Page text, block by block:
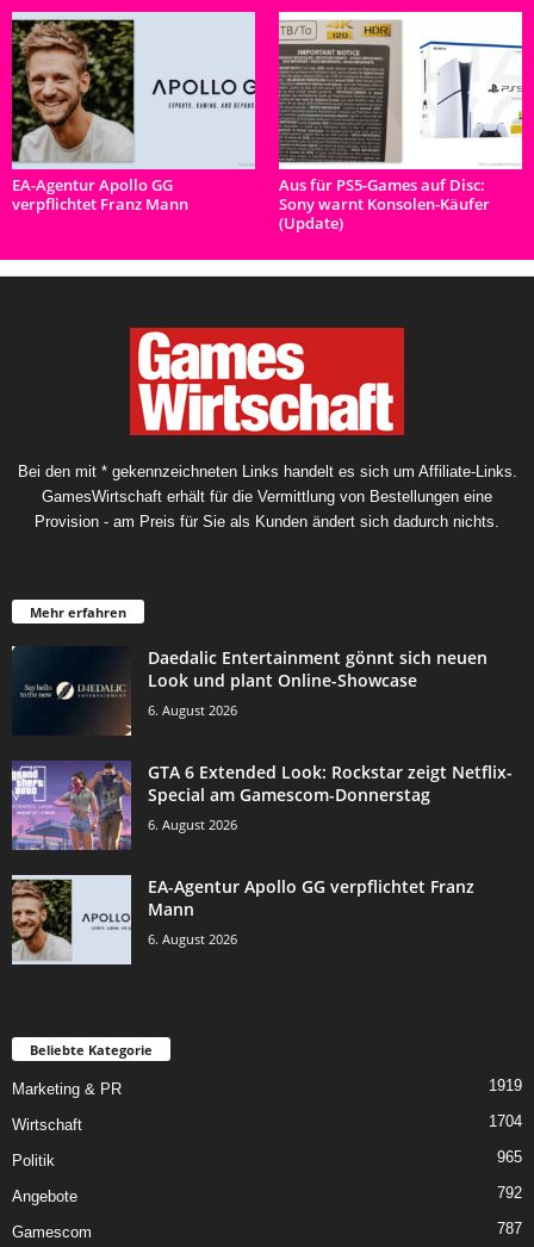
EA-Agentur Apollo GG
verpflichtet Franz Mann
Aus für PS5-Games auf Disc:
Sony warnt Konsolen-Käufer
(Update)
Bei den mit * gekennzeichneten Links handelt es sich um Affiliate-Links.
GamesWirtschaft erhält für die Vermittlung von Bestellungen eine
Provision - am Preis für Sie als Kunden ändert sich dadurch nichts.
Mehr erfahren
Daedalic Entertainment gönnt sich neuen
Look und plant Online-Showcase
6. August 2026
GTA 6 Extended Look: Rockstar zeigt Netflix-
Special am Gamescom-Donnerstag
6. August 2026
EA-Agentur Apollo GG verpflichtet Franz
Mann
6. August 2026
Beliebte Kategorie
Marketing & PR 1919
Wirtschaft 1704
Politik 965
Angebote 792
Gamescom 787